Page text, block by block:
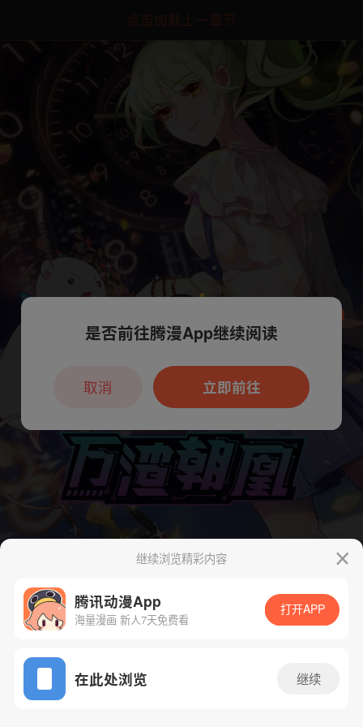
点击加载上一章节
App免费看
下一话 腾漫App免费看
继续浏览精彩内容
腾讯动漫App
海量漫画 新人7天免费看
打开APP
在此处浏览 继续
本章节仅支持App阅读，可打开App新用
户7天免费看
是否前往腾漫App继续阅读
立即前往
取消